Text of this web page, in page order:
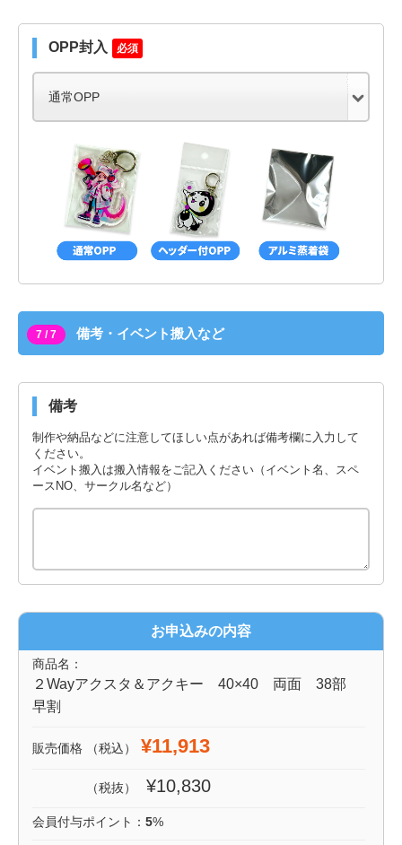
OPP封入 必須
7 / 7 備考・イベント搬入など
備考
制作や納品などに注意してほしい点があれば備考欄に入力して
ください。
イベント搬入は搬入情報をご記入ください（イベント名、スペ
ースNO、サークル名など）
お申込みの内容
商品名：
２Wayアクスタ＆アクキー 40×40 両面 38部
早割
販売価格 （税込） ¥11,913
（税抜） ¥10,830
会員付与ポイント： 5%